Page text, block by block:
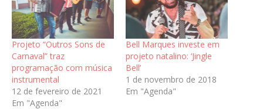
Projeto “Outros Sons de
Carnaval” traz
programação com música
instrumental
12 de fevereiro de 2021
Em "Agenda"
Bell Marques investe em
projeto natalino: ‘Jingle
Bell’
1 de novembro de 2018
Em "Agenda"